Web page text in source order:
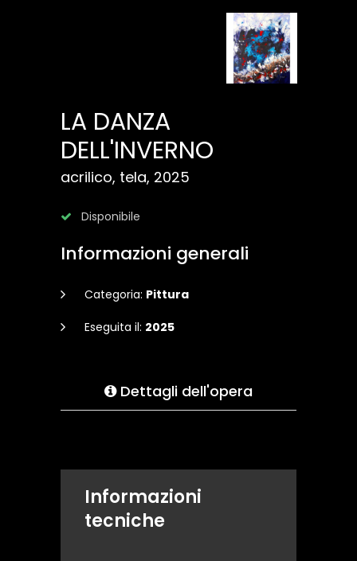
LA DANZA
DELL'INVERNO
acrilico, tela, 2025
Disponibile
Informazioni generali
Categoria: Pittura
Eseguita il: 2025
Dettagli dell'opera
Informazioni
tecniche